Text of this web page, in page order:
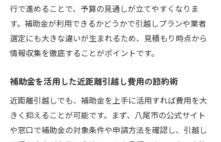
行で進めることで、予算の見通しが立てやすくなりま
す。補助金が利用できるかどうかで引越しプランや業者
選定にも大きな違いが生まれるため、見積もり時点から
情報収集を徹底することがポイントです。
補助金を活用した近距離引越し費用の節約術
近距離引越しでも、補助金を上手に活用すれば費用を大
きく抑えることが可能です。まず、八尾市の公式サイト
や窓口で補助金の対象条件や申請方法を確認し、引越し